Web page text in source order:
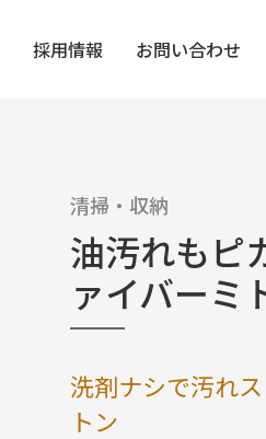
UV・COOL
あったか・冬
採用情報 お問い合わせ
清掃・収納
油汚れもピ
ァイバーミ
洗剤ナシで汚れ
トン